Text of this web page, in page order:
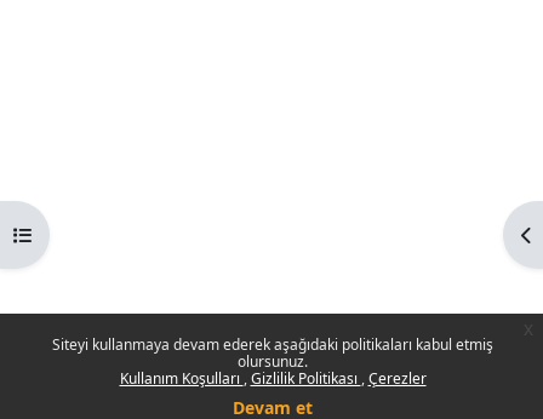
Siteyi kullanmaya devam ederek aşağıdaki politikaları kabul etmiş
olursunuz.
Kullanım Koşulları Gizlilik Politikası Çerezler
Devam et
Kurs dizinini aç